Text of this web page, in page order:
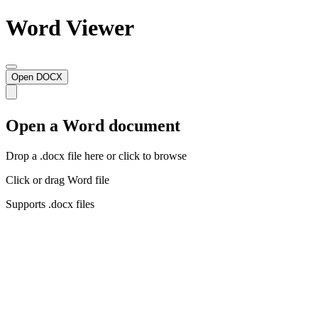
Word Viewer
Open DOCX
Open a Word document
Drop a .docx file here or click to browse
Click or drag Word file
Supports .docx files